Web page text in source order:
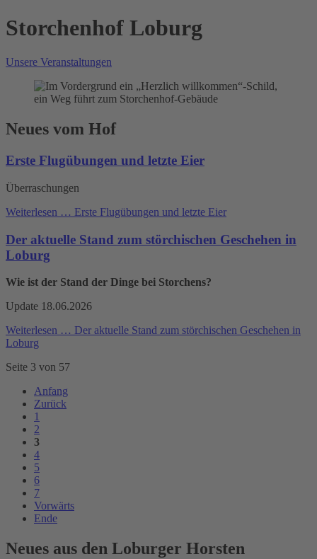
Storchenhof Loburg
Unsere Veranstaltungen
Neues vom Hof
Erste Flugübungen und letzte Eier
Überraschungen
Weiterlesen … Erste Flugübungen und letzte Eier
Der aktuelle Stand zum störchischen Geschehen in
Loburg
Wie ist der Stand der Dinge bei Storchens?
Update 18.06.2026
Weiterlesen … Der aktuelle Stand zum störchischen Geschehen in
Loburg
Seite 3 von 57
Anfang
Zurück
1
2
3
4
5
6
7
Vorwärts
Ende
Neues aus den Loburger Horsten